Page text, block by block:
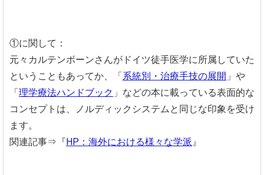
①に関して：
元々カルテンボーンさんがドイツ徒手医学に所属していた
ということもあってか、「系統別・治療手技の展開 」や
「理学療法ハンドブック 」などの本に載っている表面的な
コンセプトは、ノルディックシステムと同じな印象を受け
ます。
関連記事⇒『HP：海外における様々な学派』